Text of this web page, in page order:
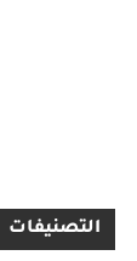
التصنيفات